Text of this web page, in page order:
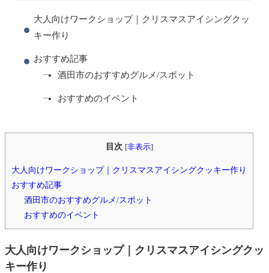
大人向けワークショップ｜クリスマスアイシングクッ
キー作り
おすすめ記事
酒田市のおすすめグルメ/スポット
おすすめのイベント
目次 [非表示]
大人向けワークショップ｜クリスマスアイシングクッキー作り
おすすめ記事
酒田市のおすすめグルメ/スポット
おすすめのイベント
大人向けワークショップ｜クリスマスアイシングクッ
キー作り